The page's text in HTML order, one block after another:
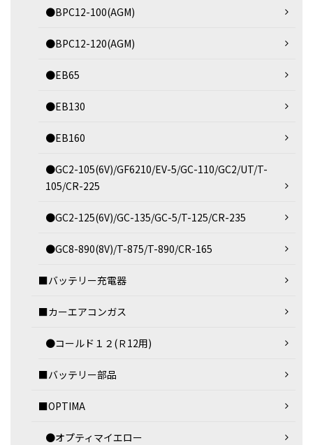
●BPC12-100(AGM)
●BPC12-120(AGM)
●EB65
●EB130
●EB160
●GC2-105(6V)/GF6210/EV-5/GC-110/GC2/UT/T-
105/CR-225
●GC2-125(6V)/GC-135/GC-5/T-125/CR-235
●GC8-890(8V)/T-875/T-890/CR-165
■バッテリー充電器
■カーエアコンガス
●コールド１２(Ｒ12用)
■バッテリー部品
■OPTIMA
●オプティマイエロー